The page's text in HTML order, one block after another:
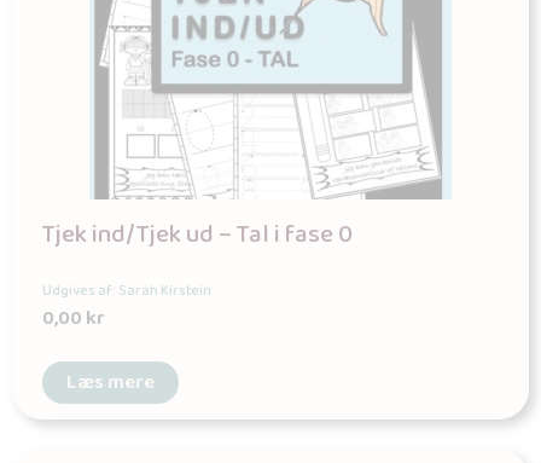
Tjek ind/Tjek ud – Tal i fase 0
Udgives af: Sarah Kirstein
0,00kr
Læs mere